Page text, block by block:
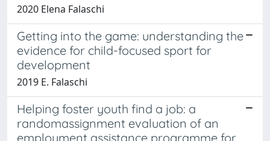
2020 Elena Falaschi
Getting into the game: understanding the
evidence for child-focused sport for
development
2019 E. Falaschi
Helping foster youth find a job: a
randomassignment evaluation of an
employment assistance programme for